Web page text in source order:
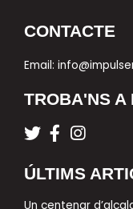
CONTACTE
Email:
TROBA'NS A
T
i
t
t
F
c
e
b
I
s
t
a
ÚLTIMS
Un centenar